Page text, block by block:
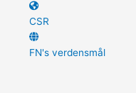
CSR
FN's verdensmål